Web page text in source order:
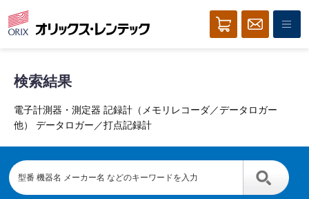
検索結果
電子計測器・測定器 記録計（メモリレコーダ／データロガー
他） データロガー／打点記録計